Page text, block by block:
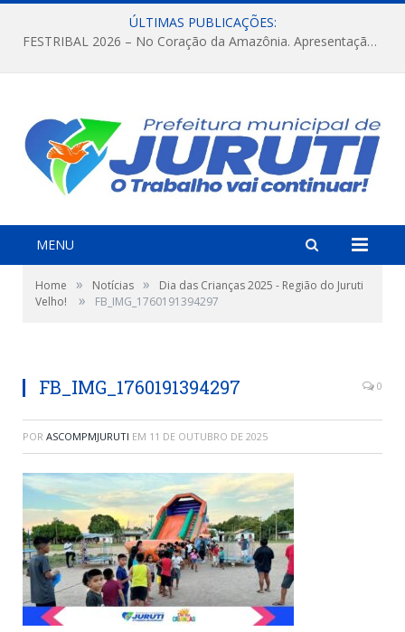
ÚLTIMAS PUBLICAÇÕES:
FESTRIBAL 2026 – No Coração da Amazônia. Apresentação da Munduruku.
MENU
Home » Notícias »
Dia das Crianças 2025 - Região do Juruti
Velho!
» FB_IMG_1760191394297
FB_IMG_1760191394297 0
POR ASCOMPMJURUTI EM 11 DE OUTUBRO DE 2025